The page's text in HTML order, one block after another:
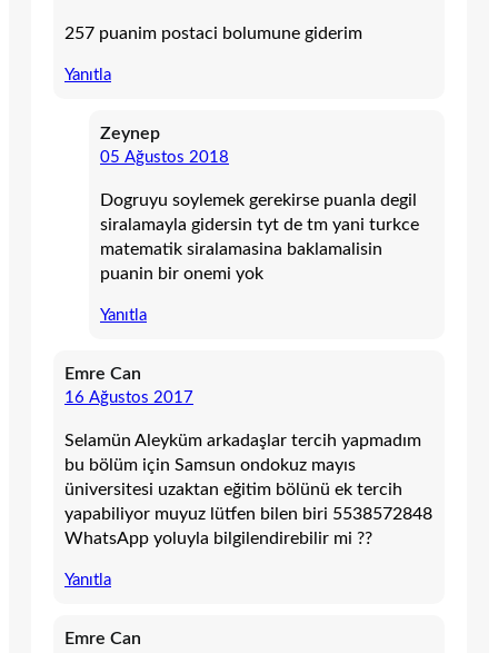
257 puanim postaci bolumune giderim
Yanıtla
Zeynep
05 Ağustos 2018
Dogruyu soylemek gerekirse puanla degil
siralamayla gidersin tyt de tm yani turkce
matematik siralamasina baklamalisin
puanin bir onemi yok
Yanıtla
Emre Can
16 Ağustos 2017
Selamün Aleyküm arkadaşlar tercih yapmadım
bu bölüm için Samsun ondokuz mayıs
üniversitesi uzaktan eğitim bölünü ek tercih
yapabiliyor muyuz lütfen bilen biri 5538572848
WhatsApp yoluyla bilgilendirebilir mi ??
Yanıtla
Emre Can